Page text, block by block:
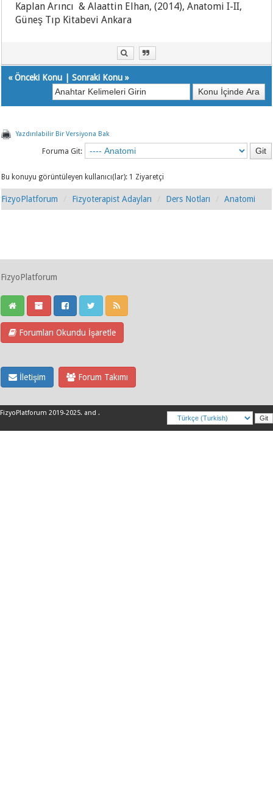
Kaplan Arıncı & Alaattin Elhan, (2014), Anatomi I-II,
Güneş Tıp Kitabevi Ankara
«Önceki Konu |Sonraki Konu »
Yazdırılabilir Bir Versiyona Bak
Foruma Git:
Bu konuyu görüntüleyen kullanıcı(lar): 1 Ziyaretçi
FizyoPlatforum Fizyoterapist Adayları Ders Notları Anatomi
FizyoPlatforum
Forumları Okundu İşaretle
İletişim Forum Takımı
FizyoPlatforum 2019-2025. and .